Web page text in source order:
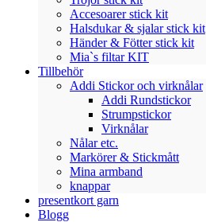
Accesoarer stick kit
Halsdukar & sjalar stick kit
Händer & Fötter stick kit
Mia`s filtar KIT
Tillbehör
Addi Stickor och virknålar
Addi Rundstickor
Strumpstickor
Virknålar
Nålar etc.
Markörer & Stickmått
Mina armband
knappar
presentkort garn
Blogg